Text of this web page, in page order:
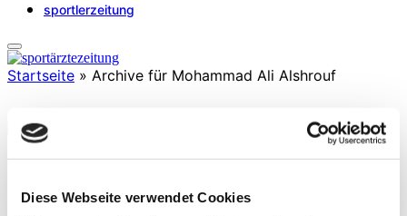
Diese Webseite verwendet Cookies
sportlerzeitung
Startseite » Archive für Mohammad Ali Alshrouf
, MD, ist Assistenzarzt in Orthopädie und Unfallchirurgie an der